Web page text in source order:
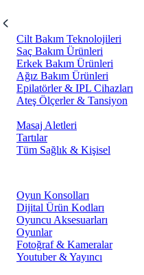
Cilt Bakım Teknolojileri
Saç Bakım Ürünleri
Erkek Bakım Ürünleri
Ağız Bakım Ürünleri
Epilatörler & IPL Cihazları
Ateş Ölçerler & Tansiyon
Masaj Aletleri
Tartılar
Tüm Sağlık & Kişisel
Oyun Konsolları
Dijital Ürün Kodları
Oyuncu Aksesuarları
Oyunlar
Fotoğraf & Kameralar
Youtuber & Yayıncı